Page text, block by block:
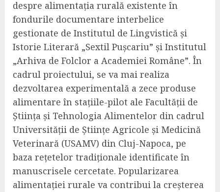
despre alimentația rurală existente în
fondurile documentare interbelice
gestionate de Institutul de Lingvistică și
Istorie Literară „Sextil Pușcariu” și Institutul
„Arhiva de Folclor a Academiei Române”. În
cadrul proiectului, se va mai realiza
dezvoltarea experimentală a zece produse
alimentare în stațiile-pilot ale Facultății de
Știința și Tehnologia Alimentelor din cadrul
Universității de Științe Agricole și Medicină
Veterinară (USAMV) din Cluj-Napoca, pe
baza rețetelor tradiționale identificate în
manuscrisele cercetate. Popularizarea
alimentației rurale va contribui la creșterea